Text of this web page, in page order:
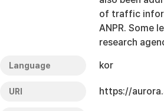
of traffic
ANPR. Some
research
Language kor
URI https://